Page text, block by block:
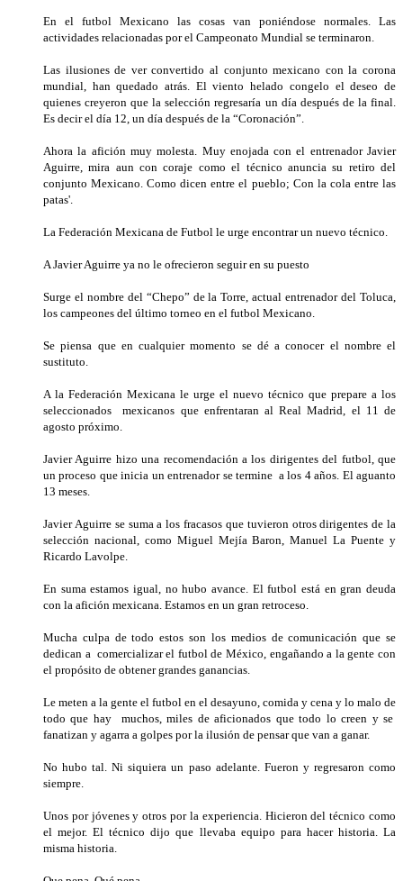
En el futbol Mexicano las cosas van poniéndose normales. Las
actividades relacionadas por el Campeonato Mundial se terminaron.
Las ilusiones de ver convertido al conjunto mexicano con la corona
mundial, han quedado atrás. El viento helado congelo el deseo de
quienes creyeron que la selección regresaría un día después de la final.
Es decir el día 12, un día después de la “Coronación”.
Ahora la afición muy molesta. Muy enojada con el entrenador Javier
Aguirre, mira aun con coraje como el técnico anuncia su retiro del
conjunto Mexicano. Como dicen entre el pueblo; Con la cola entre las
patas'.
La Federación Mexicana de Futbol le urge encontrar un nuevo técnico.
A Javier Aguirre ya no le ofrecieron seguir en su puesto
Surge el nombre del “Chepo” de la Torre, actual entrenador del Toluca,
los campeones del último torneo en el futbol Mexicano.
Se piensa que en cualquier momento se dé a conocer el nombre el
sustituto.
A la Federación Mexicana le urge el nuevo técnico que prepare a los
seleccionados mexicanos que enfrentaran al Real Madrid, el 11 de
agosto próximo.
Javier Aguirre hizo una recomendación a los dirigentes del futbol, que
un proceso que inicia un entrenador se termine a los 4 años. El aguanto
13 meses.
Javier Aguirre se suma a los fracasos que tuvieron otros dirigentes de la
selección nacional, como Miguel Mejía Baron, Manuel La Puente y
Ricardo Lavolpe.
En suma estamos igual, no hubo avance. El futbol está en gran deuda
con la afición mexicana. Estamos en un gran retroceso.
Mucha culpa de todo estos son los medios de comunicación que se
dedican a comercializar el futbol de México, engañando a la gente con
el propósito de obtener grandes ganancias.
Le meten a la gente el futbol en el desayuno, comida y cena y lo malo de
todo que hay muchos, miles de aficionados que todo lo creen y se
fanatizan y agarra a golpes por la ilusión de pensar que van a ganar.
No hubo tal. Ni siquiera un paso adelante. Fueron y regresaron como
siempre.
Unos por jóvenes y otros por la experiencia. Hicieron del técnico como
el mejor. El técnico dijo que llevaba equipo para hacer historia. La
misma historia.